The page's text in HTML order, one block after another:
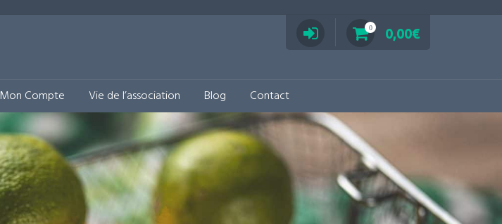
0 0,00€
Mon Compte Vie de l’association Blog Contact